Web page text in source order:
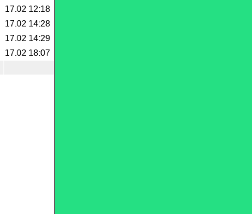
17.02 12:18
17.02 14:28
17.02 14:29
17.02 18:07